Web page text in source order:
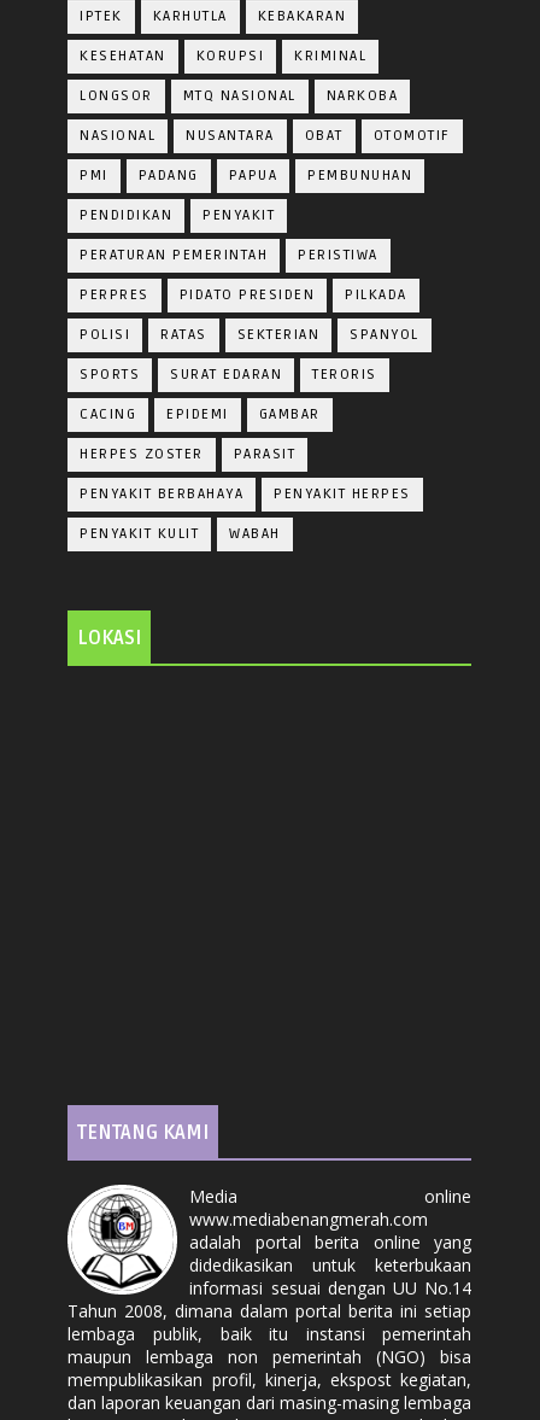
IPTEK KARHUTLA KEBAKARAN
KESEHATAN KORUPSI KRIMINAL
LONGSOR MTQ NASIONAL NARKOBA
NASIONAL NUSANTARA OBAT OTOMOTIF
PMI PADANG PAPUA PEMBUNUHAN
PENDIDIKAN PENYAKIT
PERATURAN PEMERINTAH PERISTIWA
PERPRES PIDATO PRESIDEN PILKADA
POLISI RATAS SEKTERIAN SPANYOL
SPORTS SURAT EDARAN TERORIS
CACING EPIDEMI GAMBAR
HERPES ZOSTER PARASIT
PENYAKIT BERBAHAYA PENYAKIT HERPES
PENYAKIT KULIT WABAH
LOKASI
TENTANG KAMI
Media online
www.mediabenangmerah.com
adalah portal berita online yang
didedikasikan untuk keterbukaan
informasi sesuai dengan UU No.14
Tahun 2008, dimana dalam portal berita ini setiap
lembaga publik, baik itu instansi pemerintah
maupun lembaga non pemerintah (NGO) bisa
mempublikasikan profil, kinerja, ekspost kegiatan,
dan laporan keuangan dari masing-masing lembaga